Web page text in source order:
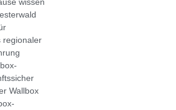
regionaler
Wallbox